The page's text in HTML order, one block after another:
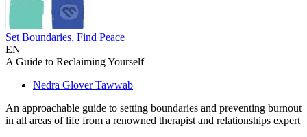
Set Boundaries, Find Peace
EN
A Guide to Reclaiming Yourself
Nedra Glover Tawwab
An approachable guide to setting boundaries and preventing burnout
in all areas of life from a renowned therapist and relationships expert